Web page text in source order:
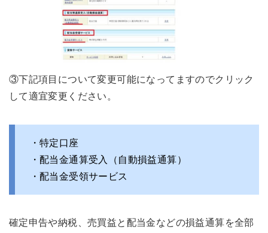
③下記項目について変更可能になってますのでクリック
して適宜変更ください。
・特定口座
・配当金通算受入（自動損益通算）
・配当金受領サービス
確定申告や納税、売買益と配当金などの損益通算を全部